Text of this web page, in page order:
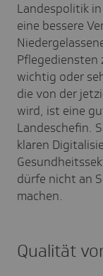
Landespolitik
eine bessere
Pflegediensten
wichtig oder
die von der
wird, ist eine
Landeschefin.
klaren
dürfe nicht an
machen.
Qualität